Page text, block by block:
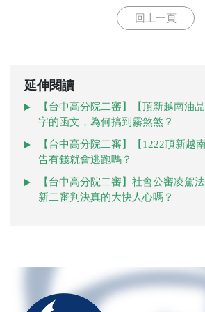
回上一頁
延伸閱讀
【台中高分院二審】【頂新越南油
字的函文，為何搞到霧煞煞？
【台中高分院二審】【1222頂新越
告有錢就會逃跑嗎？
【台中高分院二審】社會公審凌駕
新二審判決真的大快人心嗎？